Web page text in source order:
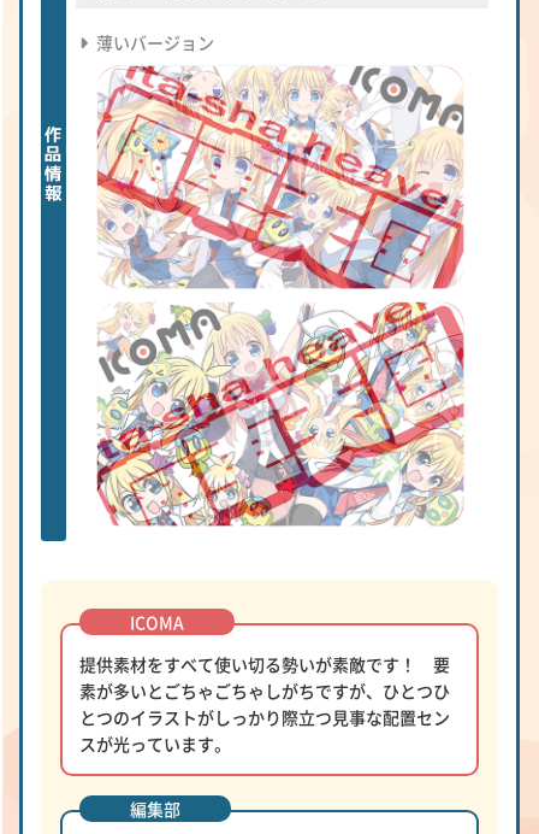
薄いバージョン
提供素材をすべて使い切る勢いが素敵です！ 要
素が多いとごちゃごちゃしがちですが、ひとつひ
とつのイラストがしっかり際立つ見事な配置セン
スが光っています。